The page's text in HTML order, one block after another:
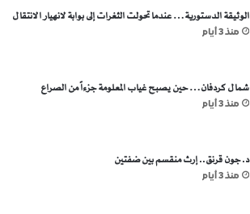
الوثيقة الدستورية… عندما تحولت الثغرات إلى بوابة لانهيار الانتقال
منذ 3 أيام
شمال كردفان… حين يصبح غياب المعلومة جزءاً من الصراع
منذ 3 أيام
د. جون قرنق.. إرث منقسم بين ضفتين
منذ 3 أيام